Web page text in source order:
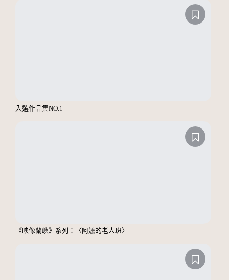
入選作品集NO.1
《映像蘭嶼》系列：〈阿嬤的老人斑〉